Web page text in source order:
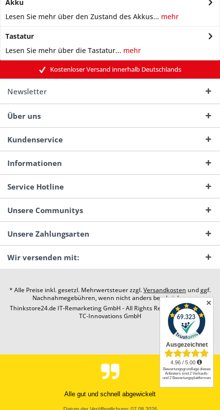
Akku
Lesen Sie mehr über den Zustand des Akkus... mehr
Tastatur
Lesen Sie mehr über die Tastatur... mehr
Kostenloser Versand innerhalb Deutschlands
Newsletter
Über uns
Kundenservice
Informationen
Service Hotline
Unsere Communitys
Unsere Zahlungsarten
Wir versenden mit:
* Alle Preise inkl. gesetzl. Mehrwertsteuer zzgl.Versandkosten und ggf.
Nachnahmegebühren, wenn nicht anders beschrieben
Thinkstore24.de IT-Remarketing GmbH - All Rights Reserved. Design by
TC-Innovations GmbH
Alle gut und schnell abgewickelt
✕